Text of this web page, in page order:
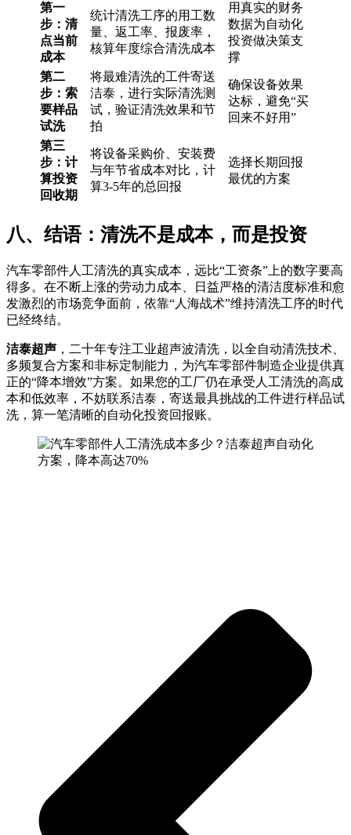
第一
步：清
点当前
成本
统计清洗工序的用工数
量、返工率、报废率，
核算年度综合清洗成本
用真实的财务
数据为自动化
投资做决策支
撑
第二
步：索
要样品
试洗
将最难清洗的工件寄送
洁泰，进行实际清洗测
试，验证清洗效果和节
拍
确保设备效果
达标，避免“买
回来不好用”
第三
步：计
算投资
回收期
将设备采购价、安装费
与年节省成本对比，计
算3-5年的总回报
选择长期回报
最优的方案
八、结语：清洗不是成本，而是投资
汽车零部件人工清洗的真实成本，远比“工资条”上的数字要高
得多。在不断上涨的劳动力成本、日益严格的清洁度标准和愈
发激烈的市场竞争面前，依靠“人海战术”维持清洗工序的时代
已经终结。
洁泰超声 ，二十年专注工业超声波清洗，以全自动清洗技术、
多频复合方案和非标定制能力，为汽车零部件制造企业提供真
正的“降本增效”方案。如果您的工厂仍在承受人工清洗的高成
本和低效率，不妨联系洁泰，寄送最具挑战的工件进行样品试
洗，算一笔清晰的自动化投资回报账。